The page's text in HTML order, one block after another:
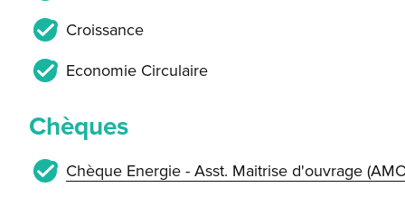
Croissance
Economie Circulaire
Chèques
Chèque Energie - Asst. Maitrise d'ouvrage